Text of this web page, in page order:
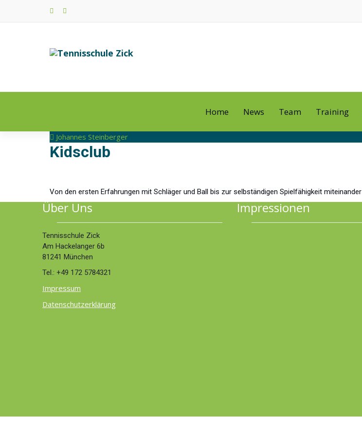
Home News Team Training
Johannes Steinberger
Kidsclub
Von den ersten Erfahrungen mit Schläger und Ball bis zur selbständigen Spielfähigkeit miteinander
Über Uns
Tennisschule Zick
Am Hackelanger 6b
81241 München
Tel.: +49 172 5784321
Impressum
Datenschutzerklärung
Impressionen